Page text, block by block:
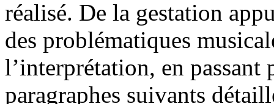
réalisé. De la gestation
des problématiques
l’interprétation, en
paragraphes suivants